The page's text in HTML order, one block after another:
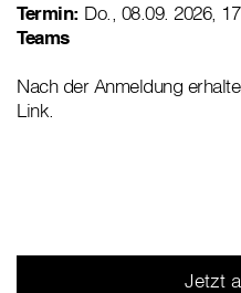
Termin: Do., 08.09. 2026,
Teams
Nach der Anmeldung
Link.
Jetzt